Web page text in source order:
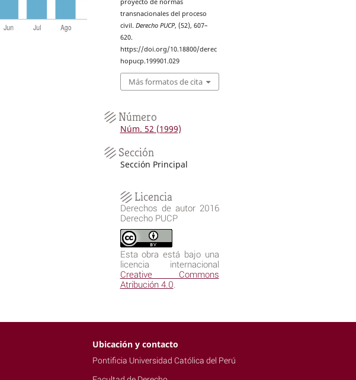
transnacionales del proceso
civil. Derecho PUCP, (52), 607–
620.
https://doi.org/10.18800/derec
hopucp.199901.029
Más formatos de cita
Número
Núm. 52 (1999)
Sección
Sección Principal
Licencia
Derechos de autor 2016
Derecho PUCP
Esta obra está bajo una
licencia internacional
Creative Commons
Atribución 4.0.
Ubicación y contacto
Pontificia Universidad Católica del Perú